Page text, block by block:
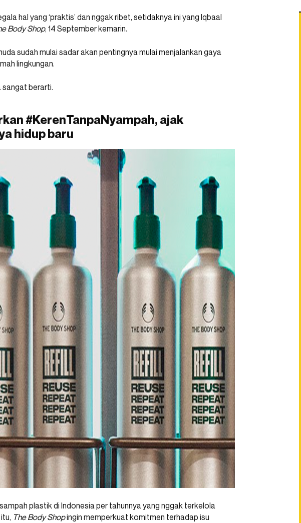
hal yang ‘praktis’ dan nggak ribet, setidaknya ini yang Iqbaal
Body Shop, 14 September kemarin.
sudah mulai sadar akan pentingnya mulai menjalankan gaya
lingkungan.
sangat berarti.
#KerenTanpaNyampah, ajak
hidup baru
plastik di Indonesia per tahunnya yang nggak terkelola
The Body Shopingin memperkuat komitmen terhadap isu